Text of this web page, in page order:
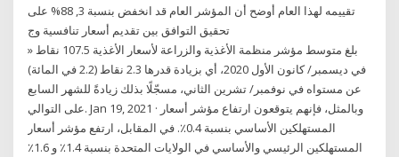
تقييمه لهذا العام أوضح أن المؤشر العام قد انخفض بنسبة 3, 88% على
تحقيق التوافق بين تقديم أسعار تنافسية وج
» بلغ متوسط مؤشر منظمة الأغذية والزراعة لأسعار الأغذية 107.5 نقاط
في ديسمبر/ كانون الأول 2020، أي بزيادة قدرها 2.3 نقاط (2.2 في المائة)
عن مستواه في نوفمبر/ تشرين الثاني، مسجّلًا بذلك زيادةً للشهر السابع
على التوالي. Jan 19, 2021 · وبالمثل، فإنهم يتوقعون ارتفاع مؤشر أسعار
المستهلكين الأساسي بنسبة 0.4٪. في المقابل، ارتفع مؤشر أسعار
المستهلكين الرئيسي والأساسي في الولايات المتحدة بنسبة 1.4٪ و 1.6٪